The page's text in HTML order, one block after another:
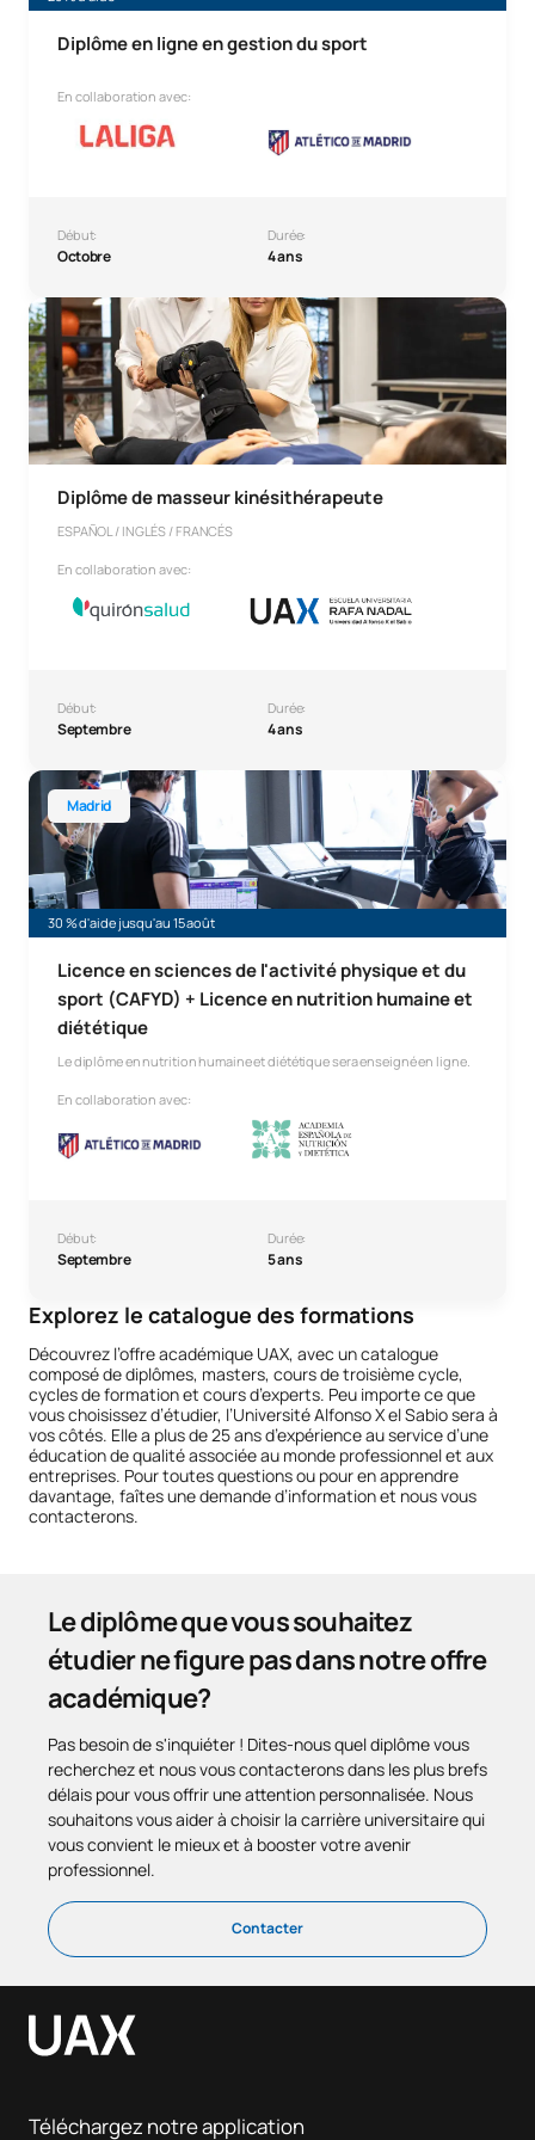
Diplôme en ligne en gestion du sport
En collaboration avec:
Début:
Octobre
Durée:
4 ans
Diplôme de masseur kinésithérapeute
ESPAÑOL / INGLÉS / FRANCÉS
En collaboration avec:
Début:
Septembre
Durée:
4 ans
Diplôme de kinésithérapie
Madrid
30 % d'aide jusqu'au 15 août
Licence en sciences de l'activité physique et du
sport (CAFYD) + Licence en nutrition humaine et
diététique
Le diplôme en nutrition humaine et diététique sera enseigné en ligne.
En collaboration avec:
Début:
Septembre
Durée:
5 ans
Licence en sciences de l'activité physique et du sport
Explorez le catalogue des formations
Découvrez l’offre académique UAX, avec un catalogue
composé de diplômes, masters, cours de troisième cycle,
cycles de formation et cours d’experts. Peu importe ce que
vous choisissez d’étudier, l’Université Alfonso X el Sabio sera à
vos côtés. Elle a plus de 25 ans d’expérience au service d’une
éducation de qualité associée au monde professionnel et aux
entreprises. Pour toutes questions ou pour en apprendre
davantage, faîtes une demande d’information et nous vous
contacterons.
Le diplôme que vous souhaitez
étudier ne figure pas dans notre offre
académique?
Pas besoin de s'inquiéter ! Dites-nous quel diplôme vous
recherchez et nous vous contacterons dans les plus brefs
délais pour vous offrir une attention personnalisée. Nous
souhaitons vous aider à choisir la carrière universitaire qui
vous convient le mieux et à booster votre avenir
professionnel.
Contacter
Téléchargez notre application